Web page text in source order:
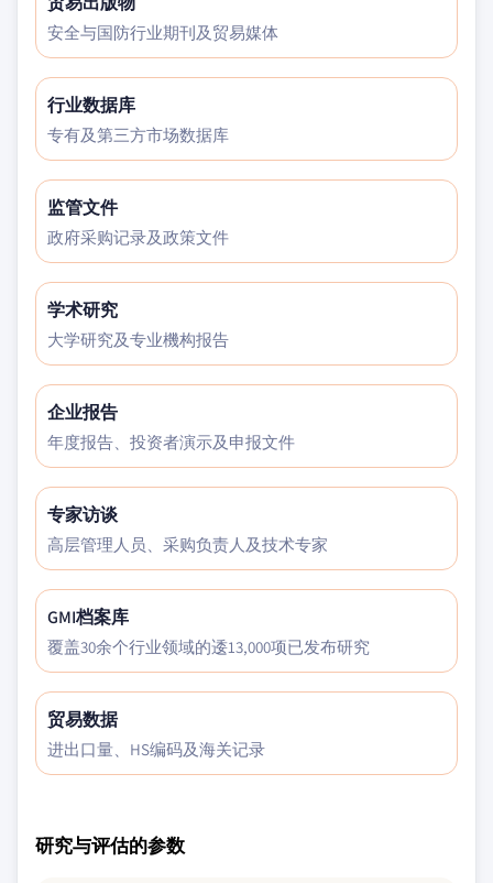
安全与国防行业期刊及贸易媒体
行业数据库
专有及第三方市场数据库
监管文件
政府采购记录及政策文件
学术研究
大学研究及专业機构报告
企业报告
年度报告、投资者演示及申报文件
专家访谈
高层管理人员、采购负责人及技术专家
GMI档案库
覆盖30余个行业领域的逶13,000项已发布研究
贸易数据
进出口量、HS编码及海关记录
研究与评估的参数